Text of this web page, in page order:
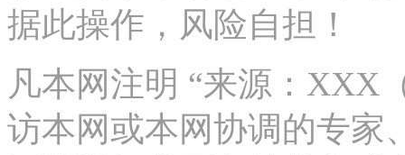
据此操作，风险自担！
凡本网注明 “来源：XXX
访本网或本网协调的专家